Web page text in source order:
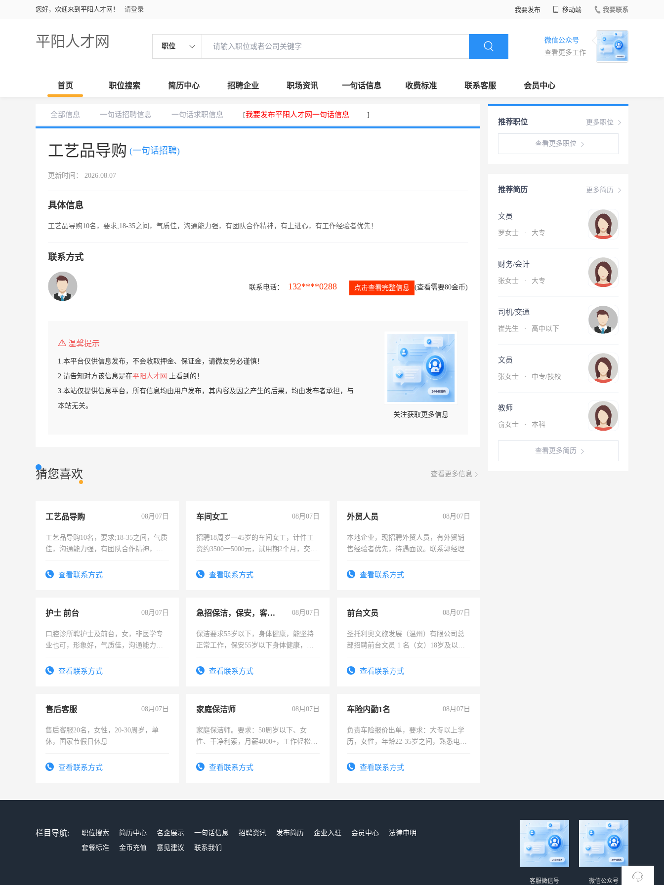
您好，欢迎来到平阳人才网！ 请登录 我要发布 移动端 我要联系
平阳人才网 职位
微信公众号
查看更多工作
首页 职位搜索 简历中心 招聘企业 职场资讯 一句话信息 收费标准 联系客服 会员中心
全部信息 一句话招聘信息 一句话求职信息 [我要发布平阳人才网一句话信息 ]
工艺品导购 (一句话招聘)
更新时间： 2026.08.07
具体信息
工艺品导购10名，要求;18-35之间，气质佳，沟通能力强，有团队合作精神，有上进心，有工作经验者优先！
联系方式
联系电话： 132****0288 点击查看完整信息 (查看需要80金币)
温馨提示
1.本平台仅供信息发布，不会收取押金、保证金，请微友务必谨慎！
2.请告知对方该信息是在平阳人才网
上看到的！
3.本站仅提供信息平台，所有信息均由用户发布，其内容及因之产生的后果，均由发布者承担，与
本站无关。
关注获取更多信息
猜您喜欢 查看更多信息
工艺品导购 08月07日
工艺品导购10名，要求;18-35之间，气质
佳，沟通能力强，有团队合作精神，有
查看联系方式
车间女工 08月07日
招聘18周岁一45岁的车间女工，计件工
资约3500一5000元，试用期2个月，交五
查看联系方式
外贸人员 08月07日
本地企业，现招聘外贸人员，有外贸销
售经验者优先，待遇面议。联系郭经理
查看联系方式
护士 前台 08月07日
口腔诊所聘护士及前台，女，非医学专
业也可，形象好，气质佳，沟通能力
查看联系方式
急招保洁，保安，客服，工程 08月07日
保洁要求55岁以下，身体健康，能坚持
正常工作，保安55岁以下身体健康，有
录，客服要求45岁以下高中以上文化，
查看联系方式
前台文员 08月07日
圣托利奥文旅发展（温州）有限公司总
部招聘前台文员 1 名（女）18岁及以
Word、Excel 等基础办公软件打字熟练，
查看联系方式
售后客服 08月07日
售后客服20名，女性，20-30周岁，单
休，国家节假日休息
查看联系方式
家庭保洁师 08月07日
家庭保洁师。要求：50周岁以下、女
性、干净利索，月薪4000+，工作轻松，
太太等。查看联系方式
车险内勤1名 08月07日
负责车险报价出单，要求：大专以上学
历，女性，年龄22-35岁之间，熟悉电脑
试用期1-3个月，转正后交纳五险，
查看联系方式
更多职位
推荐职位
查看更多职位
更多简历
推荐简历
文员
罗女士 · 大专
财务/会计
张女士 · 大专
司机/交通
崔先生 · 高中以下
文员
张女士 · 中专/技校
教师
俞女士 · 本科
查看更多简历
栏目导航: 职位搜索 简历中心 名企展示 一句话信息 招聘资讯 发布简历 企业入驻 会员中心
法律申明
套餐标准
金币充值 意见建议 联系我们
微信公众号
客服微信号